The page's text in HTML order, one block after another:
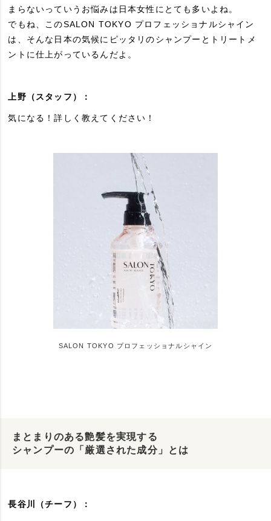
まらないっていうお悩みは日本女性にとても多いよね。
でもね、このSALON TOKYO プロフェッショナルシャイン
は、そんな日本の気候にピッタリのシャンプーとトリートメ
ントに仕上がっているんだよ。
上野（スタッフ）：
気になる！詳しく教えてください！
SALON TOKYO プロフェッショナルシャイン
まとまりのある艶髪を実現する
シャンプーの「厳選された成分」とは
長谷川（チーフ）：